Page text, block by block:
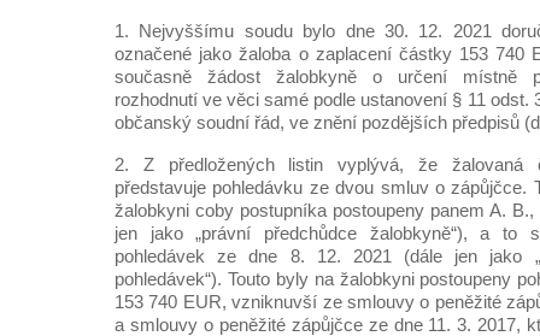
1. Nejvyššímu soudu bylo dne 30. 12. 2021
označené jako žaloba o zaplacení částky 153 740
současně žádost žalobkyně o určení místně
rozhodnutí ve věci samé podle ustanovení § 11 odst.
občanský soudní řád, ve znění pozdějších předpisů
2. Z předložených listin vyplývá, že žalovaná
představuje pohledávku ze dvou smluv o zápůjčce.
žalobkyni coby postupníka postoupeny panem A.
jen jako „právní předchůdce žalobkyně“), a to
pohledávek ze dne 8. 12. 2021 (dále jen jako
pohledávek“). Touto byly na žalobkyni postoupeny
153 740 EUR, vzniknuvší ze smlouvy o peněžité
a smlouvy o peněžité zápůjčce ze dne 11. 3. 2017,